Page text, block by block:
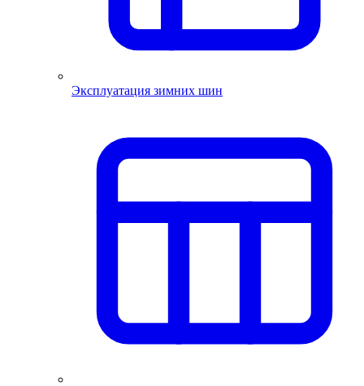
Эксплуатация зимних шин